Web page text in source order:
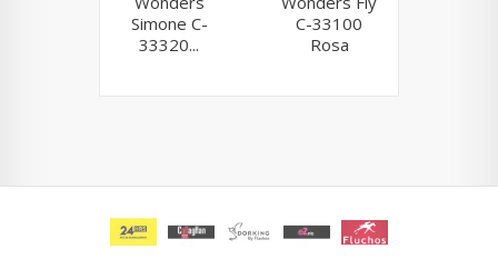
Simone C-
33320...
C-33100
Rosa